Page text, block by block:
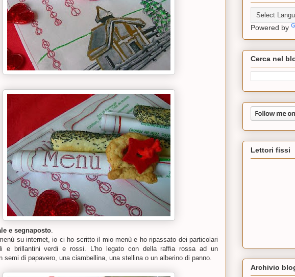
e segnaposto.
su internet, io ci ho scritto il mio menù e ho ripassato dei particolari
e brillantini verdi e rossi. L'ho legato con della raffia rossa ad un
semi di papavero, una ciambellina, una stellina o un alberino di panno.
Powered by
Cerca nel
Lettori fissi
Archivio